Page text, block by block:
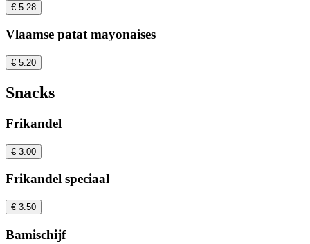
€ 5.28
Vlaamse patat mayonaises
€ 5.20
Snacks
Frikandel
€ 3.00
Frikandel speciaal
€ 3.50
Bamischijf